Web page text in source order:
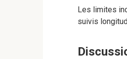
Les limites
suivis